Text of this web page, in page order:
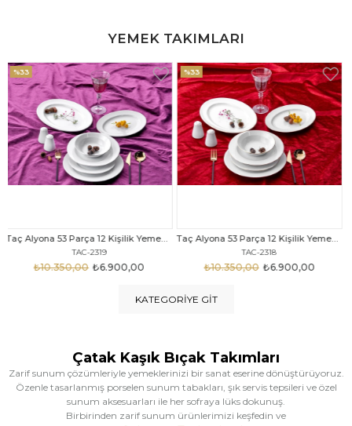
YEMEK TAKIMLARI
Taç Alyona 53 Parça 12 Kişilik Yemek Takımı Gold
TAC-2318
₺6.900,00
₺10.350,00
%33
Taç Eliza Alyona 53 Parça 12 Kişilik Yemek Takımı Platin
TAC-2316
₺9.499,00
₺12.669,00
%25
KATEGORIYE GIT
Çatak Kaşık Bıçak Takımları
Zarif sunum çözümleriyle yemeklerinizi bir sanat eserine dönüştürüyoruz.
Özenle tasarlanmış porselen sunum tabakları, şık servis tepsileri ve özel
sunum aksesuarları ile her sofraya lüks dokunuş.
Birbirinden zarif sunum ürünlerimizi keşfedin ve